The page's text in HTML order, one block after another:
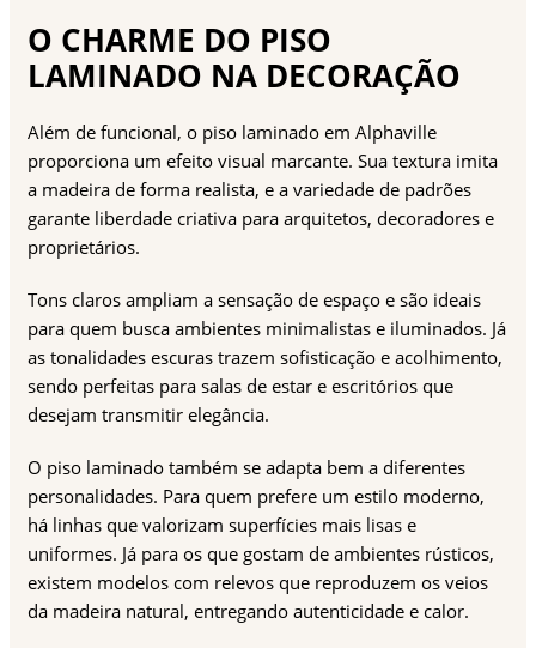
O CHARME DO PISO
LAMINADO NA DECORAÇÃO
Além de funcional, o piso laminado em Alphaville
proporciona um efeito visual marcante. Sua textura imita
a madeira de forma realista, e a variedade de padrões
garante liberdade criativa para arquitetos, decoradores e
proprietários.
Tons claros ampliam a sensação de espaço e são ideais
para quem busca ambientes minimalistas e iluminados. Já
as tonalidades escuras trazem sofisticação e acolhimento,
sendo perfeitas para salas de estar e escritórios que
desejam transmitir elegância.
O piso laminado também se adapta bem a diferentes
personalidades. Para quem prefere um estilo moderno,
há linhas que valorizam superfícies mais lisas e
uniformes. Já para os que gostam de ambientes rústicos,
existem modelos com relevos que reproduzem os veios
da madeira natural, entregando autenticidade e calor.